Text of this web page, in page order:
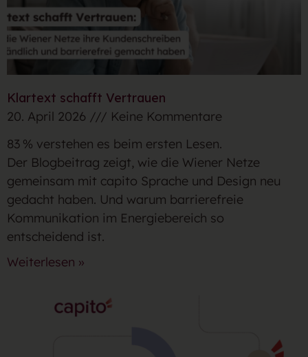
Klartext schafft Vertrauen
20. April 2026
Keine Kommentare
83 % verstehen es beim ersten Lesen.
Der Blogbeitrag zeigt, wie die Wiener Netze
gemeinsam mit capito Sprache und Design neu
gedacht haben. Und warum barrierefreie
Kommunikation im Energiebereich so
entscheidend ist.
Weiterlesen »